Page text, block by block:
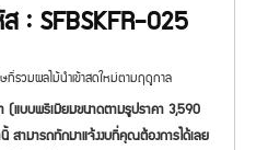
ส : SFBSKFR-025
ที่รวมผลไม้นำเข้าสดใหม่ตามฤดูกาล
(แบบพรีเมียมขนาดตามรูปราคา 3,590
สามารถทักมาแจ้งงบที่คุณต้องการได้เลย